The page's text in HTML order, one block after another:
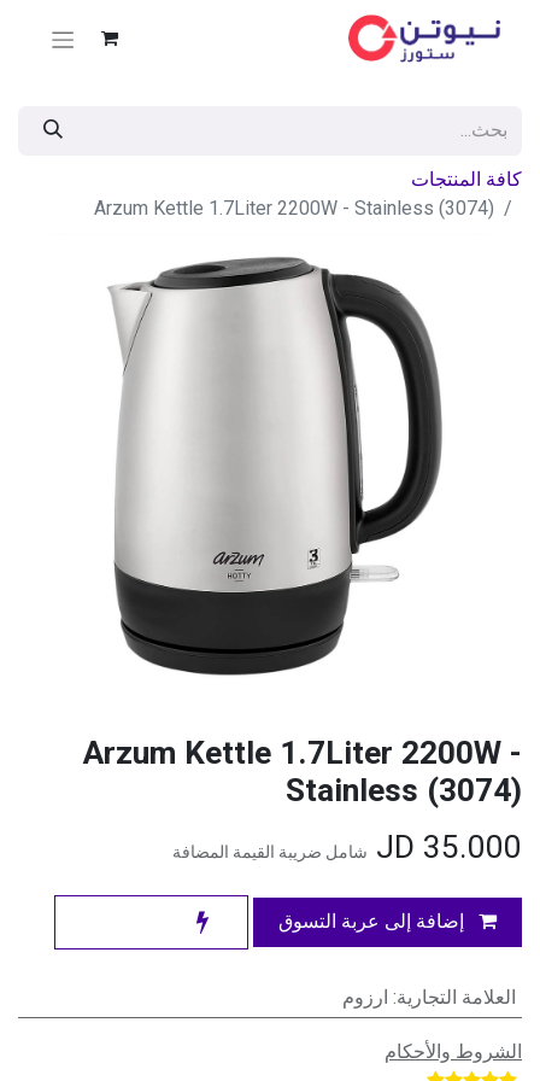
كافة المنتجات
Arzum Kettle 1.7Liter 2200W - Stainless (3074)
Arzum Kettle 1.7Liter 2200W -
Stainless (3074)
35.000
شامل ضريبة القيمة المضافة
إضافة إلى عربة التسوق
العلامة التجارية: ارزوم
الشروط والأحكام